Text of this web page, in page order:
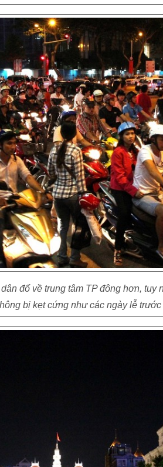
đổ về trung tâm TP đông hơn, tuy
bị kẹt cứng như các ngày lễ trước